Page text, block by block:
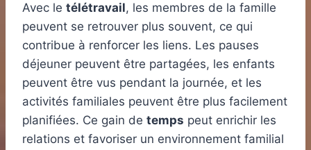
Avec le télétravail, les membres de la famille
peuvent se retrouver plus souvent, ce qui
contribue à renforcer les liens. Les pauses
déjeuner peuvent être partagées, les enfants
peuvent être vus pendant la journée, et les
activités familiales peuvent être plus facilement
planifiées. Ce gain de temps peut enrichir les
relations et favoriser un environnement familial